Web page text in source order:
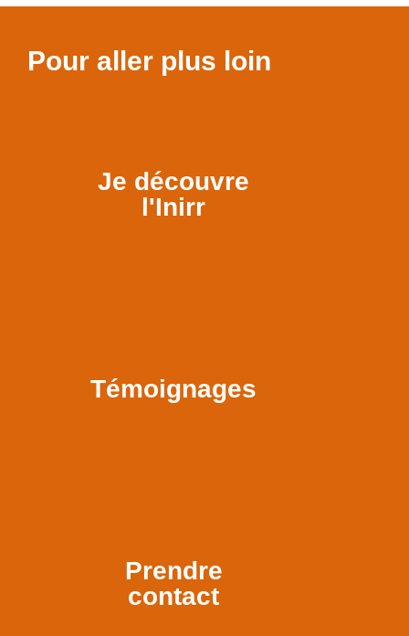
Pour aller plus loin
Je découvre
l'Inirr
Témoignages
Prendre
contact